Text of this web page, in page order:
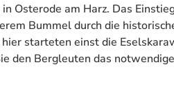
Osterode am Harz. Das
Bummel durch die
starteten einst die
den Bergleuten das